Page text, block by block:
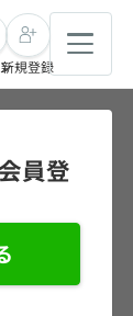
新規登録
員登